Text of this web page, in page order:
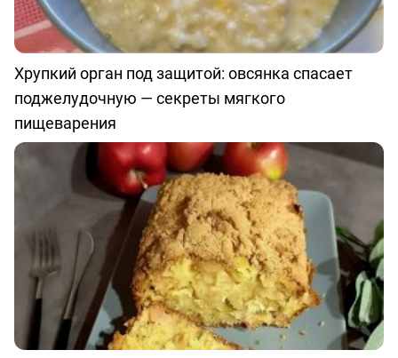
Хрупкий орган под защитой: овсянка спасает
поджелудочную — секреты мягкого
пищеварения